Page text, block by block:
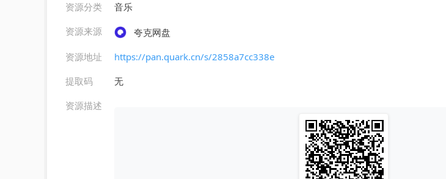
资源分类
音乐
资源来源
夸克网盘
资源地址
https://pan.quark.cn/s/2858a7cc338e
提取码
无
资源描述